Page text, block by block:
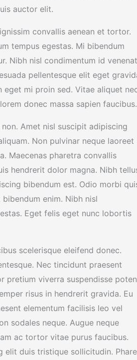
auctor elit.
convallis aenean et tortor.
tempus egestas. Mi bibendum
Nibh nisl condimentum id
pellentesque elit eget
eget mi proin sed. Vitae aliquet
donec massa sapien faucibus.
Amet nisl suscipit adipiscing
Non pulvinar neque laoreet
Maecenas pharetra convallis
hendrerit dolor magna. Nibh
bibendum est. Odio morbi
enim. Nibh nisl
Eget felis eget nunc lobortis
scelerisque eleifend donec.
Nec tincidunt praesent
pretium viverra suspendisse
risus in hendrerit gravida. Eu
elementum facilisis leo vel
sodales neque. Augue neque
ac tortor vitae purus faucibus.
elit duis tristique sollicitudin.